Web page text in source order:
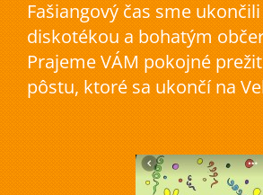
Fašiangový čas sme
diskotékou a bohatým
Prajeme VÁM pokojné
pôstu, ktoré sa ukončí na